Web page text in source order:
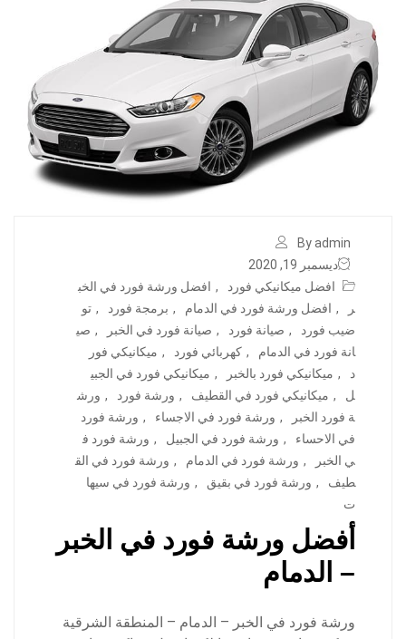
By admin
ديسمبر 19, 2020
افضل ميكانيكي فورد
, افضل ورشة فورد في الخب
ر
, افضل ورشة فورد في الدمام , برمجة فورد , تو
ضيب فورد
, صيانة فورد , صيانة فورد في الخبر , صي
انة فورد في الدمام
, كهربائي فورد , ميكانيكي فور
د
, ميكانيكي فورد بالخبر , ميكانيكي فورد في الجبي
ل
, ميكانيكي فورد في القطيف , ورشة فورد , ورش
ة فورد الخبر
, ورشة فورد في الاجساء , ورشة فورد
في الاحساء
, ورشة فورد في الجبيل , ورشة فورد ف
ي الخبر
, ورشة فورد في الدمام , ورشة فورد في الق
طيف
, ورشة فورد في بقيق , ورشة فورد في سيها
ت
أفضل ورشة فورد في الخبر
– الدمام
ورشة فورد في الخبر – الدمام – المنطقة الشرقية